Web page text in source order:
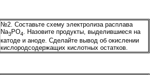
№2. Составьте схему электролиза расплава
Na3РО4. Назовите продукты, выделившиеся на
катоде и аноде. Сделайте вывод об окислении
кислородсодержащих кислотных остатков.